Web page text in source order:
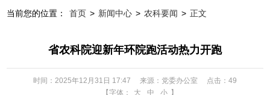
当前您的位置： 首页 > 新闻中心 > 农科要闻 > 正文
省农科院迎新年环院跑活动热力开跑
时间：2025年12月31日 17:47 来源：党委办公室 点击： 49
【字体：
大 中 小 】